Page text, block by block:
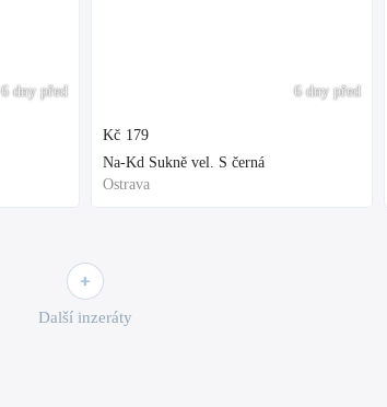
6 dny před 6 dny před
Kč 179
Na-Kd Sukně vel. S černá
Ostrava
Další inzeráty